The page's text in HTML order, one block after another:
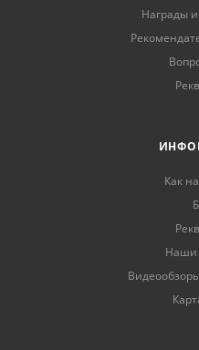
Награды
Как
Наши